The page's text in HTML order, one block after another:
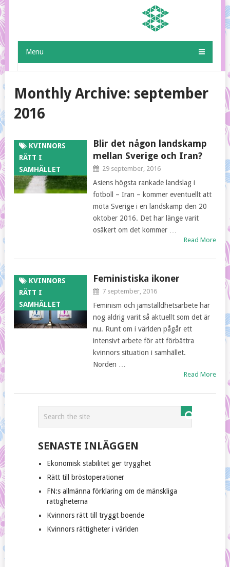
Menu
Monthly Archive: september
2016
KVINNORS
RÄTT I
SAMHÄLLET
Blir det någon landskamp
mellan Sverige och Iran?
29 september, 2016
Asiens högsta rankade landslag i
fotboll – Iran – kommer eventuellt att
möta Sverige i en landskamp den 20
oktober 2016. Det har länge varit
osäkert om det kommer …
Read More
KVINNORS
RÄTT I
SAMHÄLLET
Feministiska ikoner
7 september, 2016
Feminism och jämställdhetsarbete har
nog aldrig varit så aktuellt som det är
nu. Runt om i världen pågår ett
intensivt arbete för att förbättra
kvinnors situation i samhället.
Norden …
Read More
SENASTE INLÄGGEN
Ekonomisk stabilitet ger trygghet
Rätt till bröstoperationer
FN:s allmänna förklaring om de mänskliga
rättigheterna
Kvinnors rätt till tryggt boende
Kvinnors rättigheter i världen